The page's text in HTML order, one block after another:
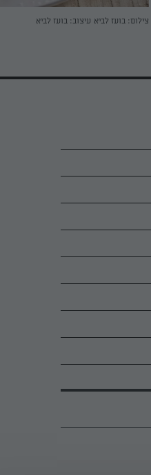
צילום: בועז לביא עיצוב: בועז לביא